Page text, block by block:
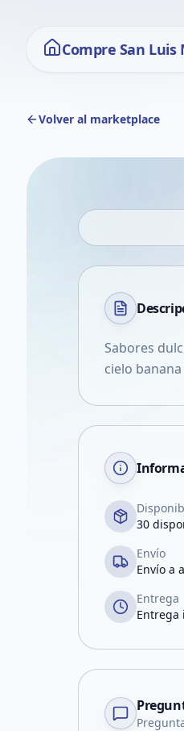
Compre San
Volver al marketplace
Sabores
cielo
30
Envío
Envío a
Entrega
Entrega